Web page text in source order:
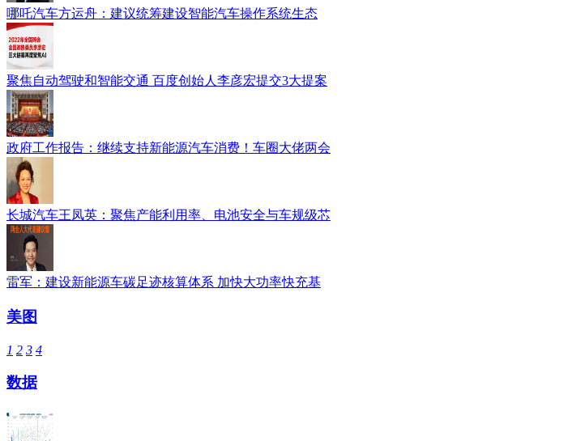
哪吒汽车方运舟：建议统筹建设智能汽车操作系统生态
聚焦自动驾驶和智能交通 百度创始人李彦宏提交3大提案
政府工作报告：继续支持新能源汽车消费！车圈大佬两会
长城汽车王凤英：聚焦产能利用率、电池安全与车规级芯
雷军：建设新能源车碳足迹核算体系 加快大功率快充基
美图
1 2 3 4
数据